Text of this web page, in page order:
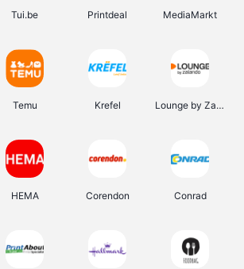
Tui.be Printdeal MediaMarkt
Temu Krefel Lounge by Zalando
HEMA Corendon Conrad